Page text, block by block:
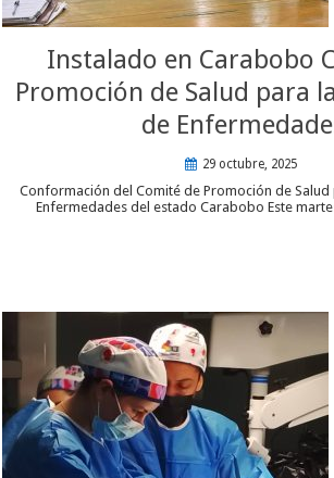
Instalado en Carabobo
Promoción de Salud para
de
29 octubre, 2025
Conformación del Comité de Promoción de Salud
Enfermedades del estado Carabobo Este